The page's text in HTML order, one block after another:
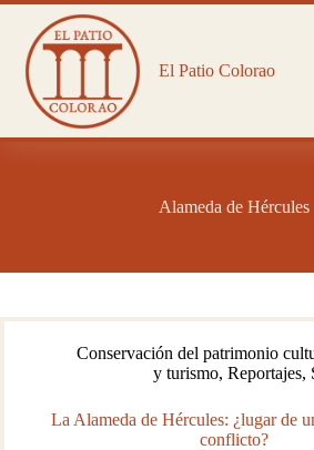
Saltar
contenido
El Patio Colorao
Alameda de Hércules
Conservación del patrimonio
y turismo,Reportajes,
La Alameda de Hércules: ¿lugar de
conflicto?